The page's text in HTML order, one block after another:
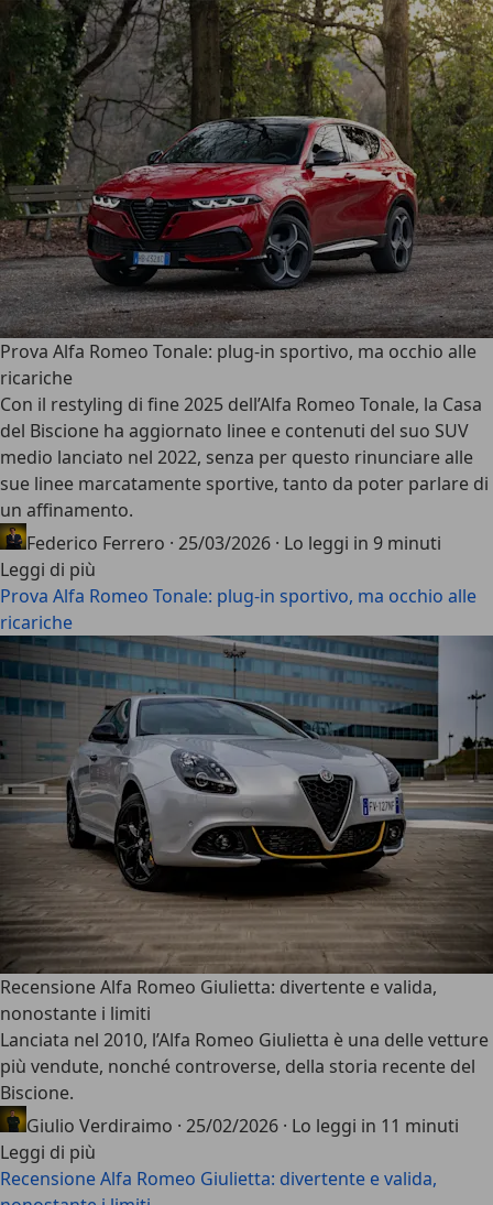
Prova Alfa Romeo Tonale: plug-in sportivo, ma occhio alle
ricariche
Con il restyling di fine 2025 dell’Alfa Romeo Tonale, la Casa
del Biscione ha aggiornato linee e contenuti del suo SUV
medio lanciato nel 2022, senza per questo rinunciare alle
sue linee marcatamente sportive, tanto da poter parlare di
un affinamento.
Federico Ferrero · 25/03/2026 · Lo leggi in 9 minuti
Leggi di più
Prova Alfa Romeo Tonale: plug-in sportivo, ma occhio alle
ricariche
Recensione Alfa Romeo Giulietta: divertente e valida,
nonostante i limiti
Lanciata nel 2010, l’Alfa Romeo Giulietta è una delle vetture
più vendute, nonché controverse, della storia recente del
Biscione.
Giulio Verdiraimo · 25/02/2026 · Lo leggi in 11 minuti
Leggi di più
Recensione Alfa Romeo Giulietta: divertente e valida,